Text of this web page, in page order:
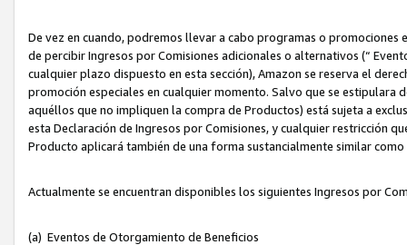
De vez en cuando, podremos llevar a cabo programas o
de percibir Ingresos por Comisiones adicionales o alternativos (“
cualquier plazo dispuesto en esta sección), Amazon se reserva el
promoción especiales en cualquier momento. Salvo que se
aquéllos que no impliquen la compra de Productos) está sujeta a
esta Declaración de Ingresos por Comisiones, y cualquier restricción
Producto aplicará también de una forma sustancialmente similar
Actualmente se encuentran disponibles los siguientes Ingresos por
(a) Eventos de Otorgamiento de Beneficios